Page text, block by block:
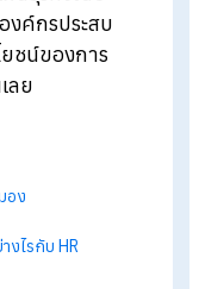
เป็นอยู่ไหม?
นแผนธุรกิจในปี
าะองค์กรประสบ